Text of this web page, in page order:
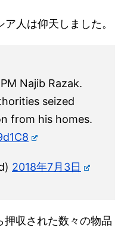
人は仰天しました。
Najib Razak.
seized
from his homes.
2018年7月3日
収された数々の物品